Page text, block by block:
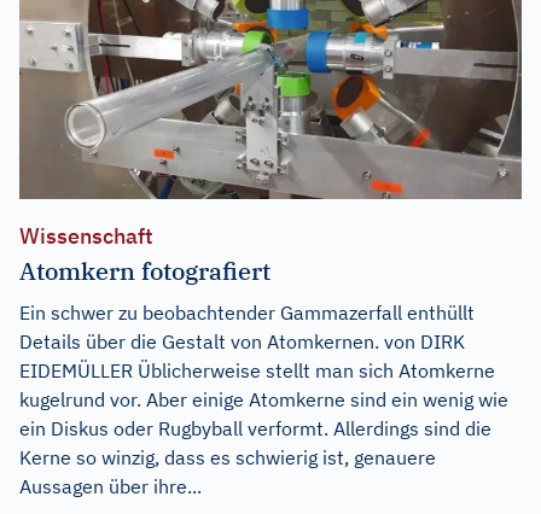
Wissenschaft
Atomkern fotografiert
Ein schwer zu beobachtender Gammazerfall enthüllt
Details über die Gestalt von Atomkernen. von DIRK
EIDEMÜLLER Üblicherweise stellt man sich Atomkerne
kugelrund vor. Aber einige Atomkerne sind ein wenig wie
ein Diskus oder Rugbyball verformt. Allerdings sind die
Kerne so winzig, dass es schwierig ist, genauere
Aussagen über ihre...